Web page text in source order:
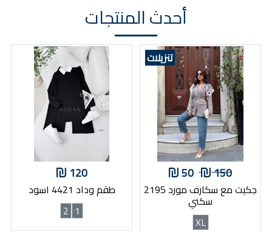
أحدث المنتجات
تنزيلات
150
50
جكيت مع سكارف مورد 2195
سكني
XL
120
طقم وداد 4421 اسود
1
2